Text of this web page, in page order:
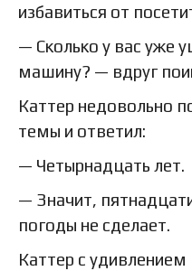
избавиться от
— Сколько у вас уже
машину? — вдруг
Каттер недовольно
темы и ответил:
— Четырнадцать лет.
— Значит,
погоды не сделает.
Каттер с удивлением